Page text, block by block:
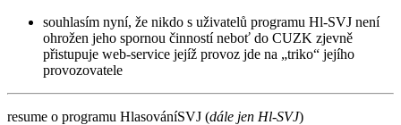
souhlasím nyní, že nikdo s uživatelů programu Hl-SVJ není
ohrožen jeho spornou činností neboť do CUZK zjevně
přistupuje web-service jejíž provoz jde na „triko“ jejího
provozovatele
resume o programu HlasováníSVJ (dále jen Hl-SVJ)